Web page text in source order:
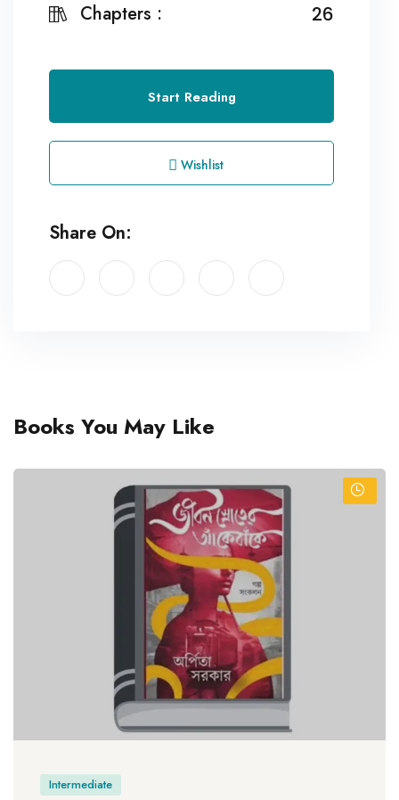
Chapters : 26
Start Reading
Wishlist
Share On:
Books You May Like
Intermediate